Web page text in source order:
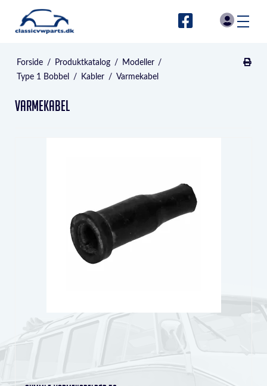
Forside / Produktkatalog / Modeller /
Type 1 Bobbel
/ Kabler / Varmekabel
Varmekabel